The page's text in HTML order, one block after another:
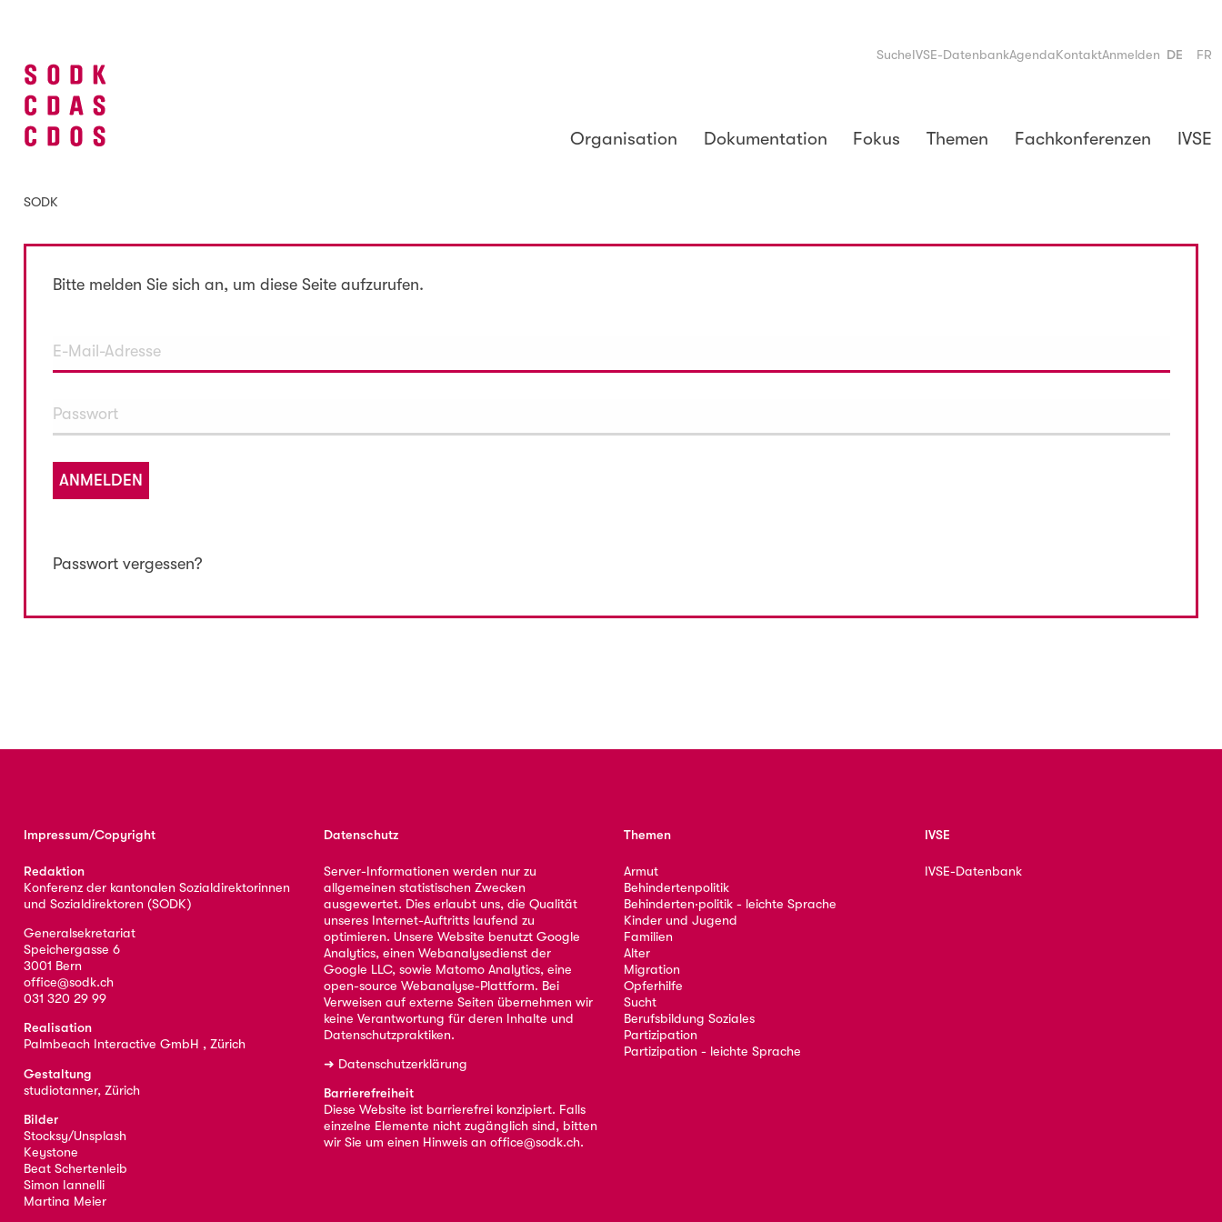
SucheIVSE-DatenbankAgendaKontaktAnmelden DE FR
Organisation Dokumentation Fokus Themen Fachkonferenzen IVSE
SODK
Bitte melden Sie sich an, um diese Seite aufzurufen.
ANMELDEN
Passwort vergessen?
Impressum/Copyright
Redaktion
Konferenz der kantonalen Sozialdirektorinnen
und Sozialdirektoren (SODK)
Generalsekretariat
Speichergasse 6
3001 Bern
office@sodk.ch
031 320 29 99
Realisation
Palmbeach Interactive GmbH , Zürich
Gestaltung
studiotanner, Zürich
Bilder
Stocksy/Unsplash
Keystone
Beat Schertenleib
Simon Iannelli
Martina Meier
Datenschutz
Server-Informationen werden nur zu
allgemeinen statistischen Zwecken
ausgewertet. Dies erlaubt uns, die Qualität
unseres Internet-Auftritts laufend zu
optimieren. Unsere Website benutzt Google
Analytics, einen Webanalysedienst der
Google LLC, sowie Matomo Analytics, eine
open-source Webanalyse-Plattform. Bei
Verweisen auf externe Seiten übernehmen wir
keine Verantwortung für deren Inhalte und
Datenschutzpraktiken.
➜ Datenschutzerklärung
Barrierefreiheit
Diese Website ist barrierefrei konzipiert. Falls
einzelne Elemente nicht zugänglich sind, bitten
wir Sie um einen Hinweis anoffice@sodk.ch.
Themen
Armut
Behindertenpolitik
Behinderten·politik - leichte Sprache
Kinder und Jugend
Familien
Alter
Migration
Opferhilfe
Sucht
Berufsbildung Soziales
Partizipation
Partizipation - leichte Sprache
IVSE
IVSE-Datenbank